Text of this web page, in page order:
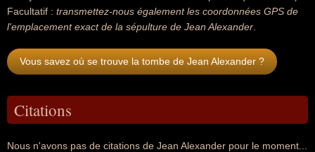
Facultatif : transmettez-nous également les coordonnées GPS de
l'emplacement exact de la sépulture de Jean Alexander
Vous savez où se trouve la tombe de Jean Alexander ?
Citations
Nous n'avons pas de citations de Jean Alexander pour le moment...